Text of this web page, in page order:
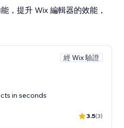
，提升 Wix 編輯器的效能，
經 Wix 驗證
in seconds
3.5(3)